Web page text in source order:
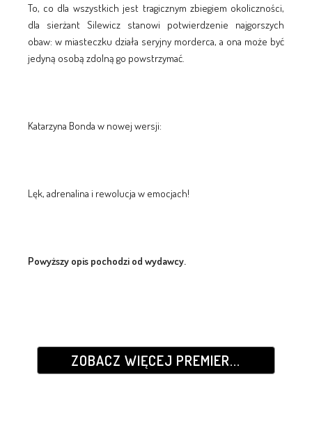
To, co dla wszystkich jest tragicznym zbiegiem okoliczności,
dla sierżant Silewicz stanowi potwierdzenie najgorszych
obaw: w miasteczku działa seryjny morderca, a ona może być
jedyną osobą zdolną go powstrzymać.
Katarzyna Bonda w nowej wersji:
Lęk, adrenalina i rewolucja w emocjach!
Powyższy opis pochodzi od wydawcy.
ZOBACZ WIĘCEJ PREMIER...